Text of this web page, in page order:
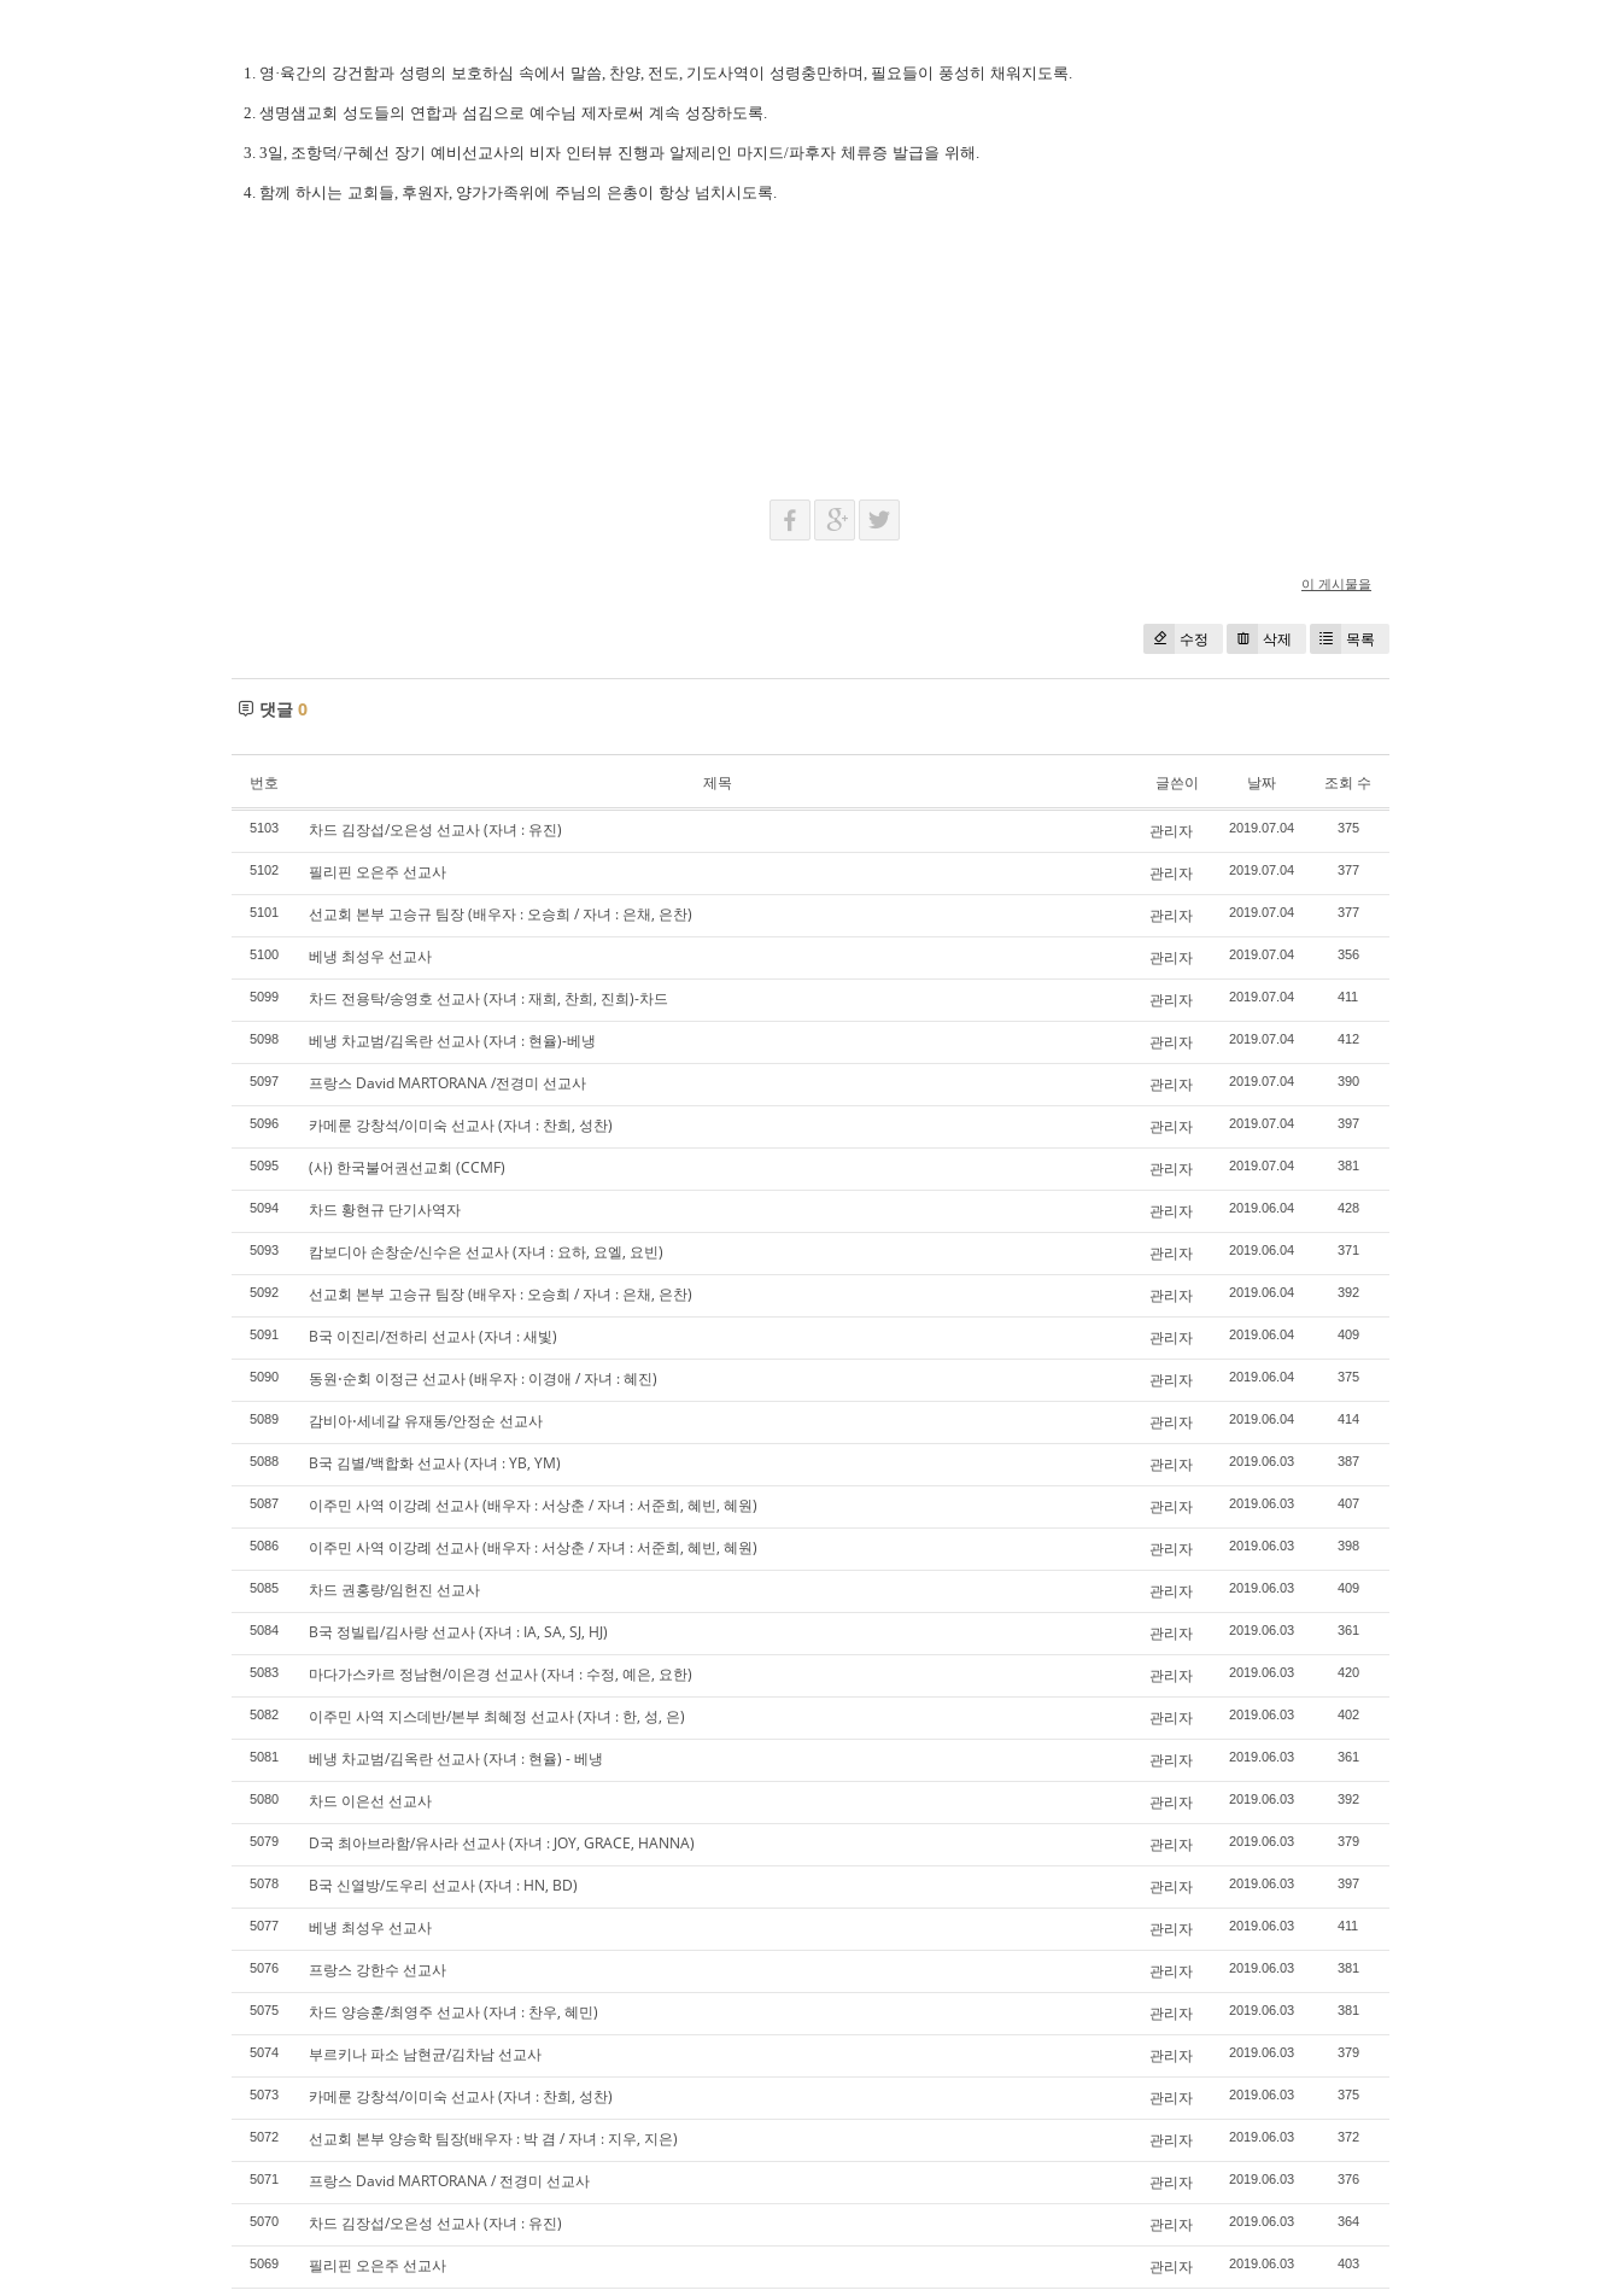
1. 영 ·육간의 강건함과 성령의 보호하심 속에서 말씀, 찬양, 전도, 기도사역이 성령충만하며, 필요들이 풍성히 채워지도록.
2. 생명샘교회 성도들의 연합과 섬김으로 예수님 제자로써 계속 성장하도록.
3. 3일, 조항덕/구혜선 장기 예비선교사의 비자 인터뷰 진행과 알제리인 마지드/파후자 체류증 발급을 위해 .
4. 함께 하시는 교회들, 후원자, 양가가족위에 주님의 은총이 항상 넘치시도록.
이 게시물을
수정 삭제 목록
댓글 0
번호 제목 글쓴이 날짜 조회 수
5103 차드 김장섭/오은성 선교사 (자녀 : 유진) 관리자 2019.07.04 375
5102 필리핀 오은주 선교사 관리자 2019.07.04 377
5101 선교회 본부 고승규 팀장 (배우자 : 오승희 / 자녀 : 은채, 은찬) 관리자 2019.07.04 377
5100 베냉 최성우 선교사 관리자 2019.07.04 356
5099 차드 전용탁/송영호 선교사 (자녀 : 재희, 찬희, 진희)-차드 관리자 2019.07.04 411
5098 베냉 차교범/김옥란 선교사 (자녀 : 현율)-베냉 관리자 2019.07.04 412
5097 프랑스 David MARTORANA /전경미 선교사 관리자 2019.07.04 390
5096 카메룬 강창석/이미숙 선교사 (자녀 : 찬희, 성찬) 관리자 2019.07.04 397
5095 (사) 한국불어권선교회 (CCMF) 관리자 2019.07.04 381
5094 차드 황현규 단기사역자 관리자 2019.06.04 428
5093 캄보디아 손창순/신수은 선교사 (자녀 : 요하, 요엘, 요빈) 관리자 2019.06.04 371
5092 선교회 본부 고승규 팀장 (배우자 : 오승희 / 자녀 : 은채, 은찬) 관리자 2019.06.04 392
5091 B국 이진리/전하리 선교사 (자녀 : 새빛) 관리자 2019.06.04 409
5090 동원⋅순회 이정근 선교사 (배우자 : 이경애 / 자녀 : 혜진) 관리자 2019.06.04 375
5089 감비아⋅세네갈 유재동/안정순 선교사 관리자 2019.06.04 414
5088 B국 김별/백합화 선교사 (자녀 : YB, YM) 관리자 2019.06.03 387
5087 이주민 사역 이강례 선교사 (배우자 : 서상춘 / 자녀 : 서준희, 혜빈, 혜원) 관리자 2019.06.03 407
5086 이주민 사역 이강례 선교사 (배우자 : 서상춘 / 자녀 : 서준희, 혜빈, 혜원) 관리자 2019.06.03 398
5085 차드 권홍량/임헌진 선교사 관리자 2019.06.03 409
5084 B국 정빌립/김사랑 선교사 (자녀 : IA, SA, SJ, HJ) 관리자 2019.06.03 361
5083 마다가스카르 정남현/이은경 선교사 (자녀 : 수정, 예은, 요한) 관리자 2019.06.03 420
5082 이주민 사역 지스데반/본부 최혜정 선교사 (자녀 : 한, 성, 은) 관리자 2019.06.03 402
5081 베냉 차교범/김옥란 선교사 (자녀 : 현율) - 베냉 관리자 2019.06.03 361
5080 차드 이은선 선교사 관리자 2019.06.03 392
5079 D국 최아브라함/유사라 선교사 (자녀 : JOY, GRACE, HANNA) 관리자 2019.06.03 379
5078 B국 신열방/도우리 선교사 (자녀 : HN, BD) 관리자 2019.06.03 397
5077 베냉 최성우 선교사 관리자 2019.06.03 411
5076 프랑스 강한수 선교사 관리자 2019.06.03 381
5075 차드 양승훈/최영주 선교사 (자녀 : 찬우, 혜민) 관리자 2019.06.03 381
5074 부르키나 파소 남현균/김차남 선교사 관리자 2019.06.03 379
5073 카메룬 강창석/이미숙 선교사 (자녀 : 찬희, 성찬) 관리자 2019.06.03 375
5072 선교회 본부 양승학 팀장(배우자 : 박 겸 / 자녀 : 지우, 지은) 관리자 2019.06.03 372
5071 프랑스 David MARTORANA / 전경미 선교사 관리자 2019.06.03 376
5070 차드 김장섭/오은성 선교사 (자녀 : 유진) 관리자 2019.06.03 364
5069 필리핀 오은주 선교사 관리자 2019.06.03 403